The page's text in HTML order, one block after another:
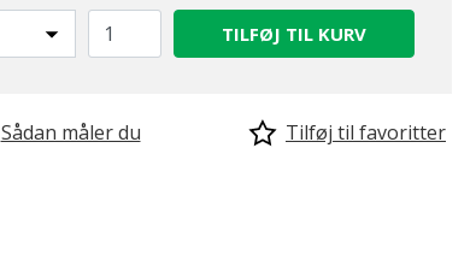
TILFØJ TIL KURV
Sådan måler du Tilføj til favoritter